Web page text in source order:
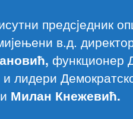
предсjедник
в.д.
функционер
и лидери
и Милан Кнежевић.